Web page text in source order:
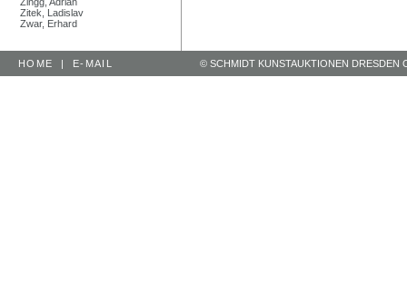
Zitek, Ladislav
Zwar, Erhard
HOME | E-MAIL © SCHMIDT KUNSTAUKTIONEN DRESDEN